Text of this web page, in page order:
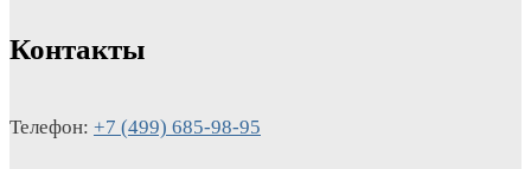
Контакты
Телефон: +7 (499) 685-98-95